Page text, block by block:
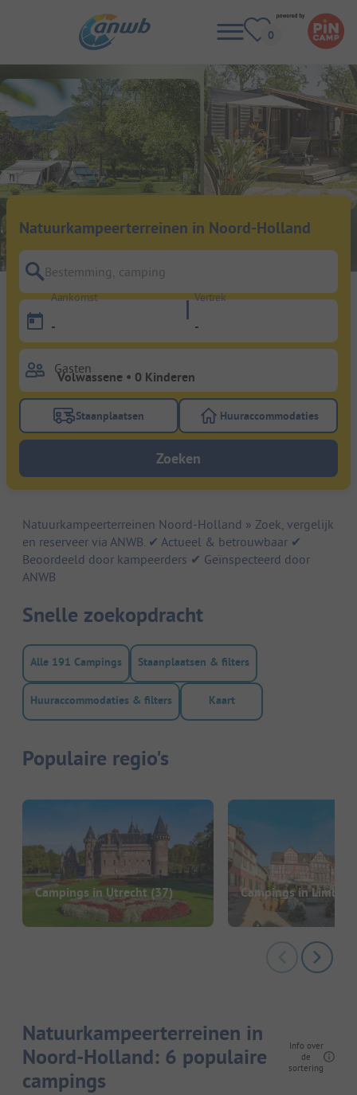
Natuurkampeerterreinen in Noord-Holland
Bestemming, camping
Aankomst
-
Vertrek
-
Gasten
Gebruik de filterknop staanplaatsen om te zoeken
Staanplaatsen Gebruik de
Huuraccommodaties
Zoeken
Natuurkampeerterreinen Noord-Holland » Zoek, vergelijk
en reserveer via ANWB. ✔ Actueel & betrouwbaar ✔
Beoordeeld door kampeerders ✔ Geïnspecteerd door
ANWB
Snelle zoekopdracht
Alle 191 Campings Staanplaatsen & filters
Huuraccommodaties & filters Kaart
Populaire regio's
Campings in Utrecht(37) Campings in Limburg
Natuurkampeerterreinen in
Noord-Holland: 6 populaire
campings
Info over
de
sortering